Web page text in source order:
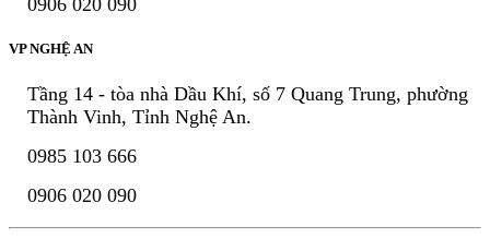
0906 020 090
VP NGHỆ AN
Tầng 14 - tòa nhà Dầu Khí, số 7 Quang Trung, phường
Thành Vinh, Tỉnh Nghệ An.
0985 103 666
0906 020 090